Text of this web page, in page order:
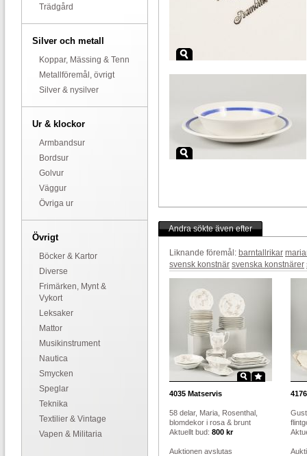
Trädgård
Silver och metall
Koppar, Mässing & Tenn
Metallföremål, övrigt
Silver & nysilver
Ur & klockor
Armbandsur
Bordsur
Golvur
Väggur
Övriga ur
Övrigt
Böcker & Kartor
Diverse
Frimärken, Mynt &
Vykort
Leksaker
Mattor
Musikinstrument
Nautica
Smycken
Speglar
Teknika
Textilier & Vintage
Vapen & Militaria
Andra sökte även efter
Liknande föremål: barntallrikar
svensk konstnär svenska konstnärer
4035 Matservis
58 delar, Maria, Rosenthal,
blomdekor i rosa & brunt
Aktuellt bud: 800 kr
Auktionen avslutas
4176